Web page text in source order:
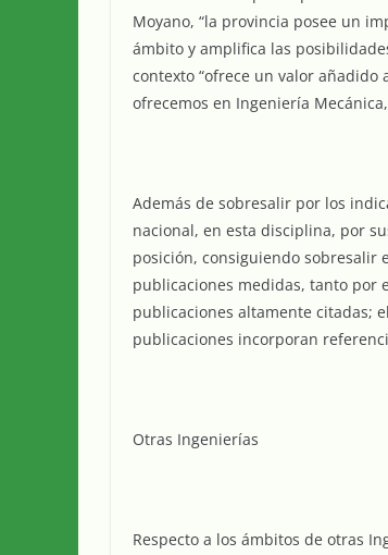
Moyano, “la provincia posee un
ámbito y amplifica las
contexto “ofrece un valor añadido
ofrecemos en Ingeniería
Además de sobresalir por los
nacional, en esta disciplina, por
posición, consiguiendo sobresalir
publicaciones medidas, tanto por
publicaciones altamente citadas;
publicaciones incorporan
Otras Ingenierías
Respecto a los ámbitos de otras